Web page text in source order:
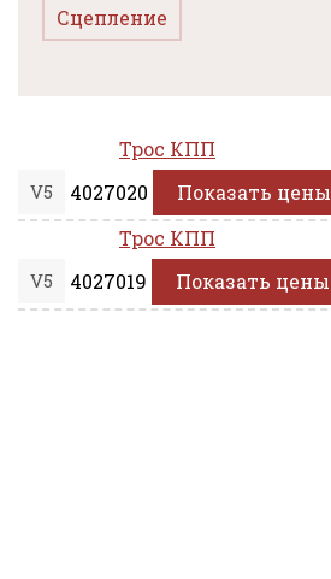
Сцепление
Трос КПП
V5 4027020
Показать цены
Трос КПП
V5 4027019 Показать цены